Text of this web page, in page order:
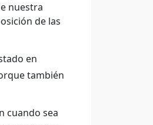
nuestra
de las
en
también
cuando sea